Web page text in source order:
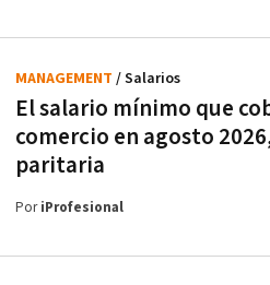
El salario mínimo que
comercio en agosto
paritaria
MANAGEMENT / Salarios
PoriProfesional